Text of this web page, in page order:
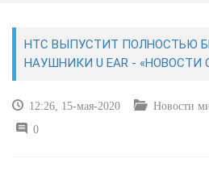
РЕМОНТ И СОВЕТЫ
HTC ВЫПУСТИТ ПОЛНОСТЬЮ
НАУШНИКИ U EAR - «НОВОСТИ
12:26, 15-мая-2020 Новости
0